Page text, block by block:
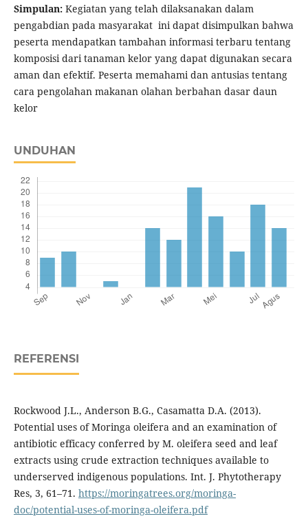
Simpulan:Kegiatan yang telah dilaksanakan dalam
pengabdian pada masyarakat ini dapat disimpulkan bahwa
peserta mendapatkan tambahan informasi terbaru tentang
komposisi dari tanaman kelor yang dapat digunakan secara
aman dan efektif. Peserta memahami dan antusias tentang
cara pengolahan makanan olahan berbahan dasar daun
kelor
UNDUHAN
REFERENSI
Rockwood J.L., Anderson B.G., Casamatta D.A. (2013).
Potential uses of Moringa oleifera and an examination of
antibiotic efficacy conferred by M. oleifera seed and leaf
extracts using crude extraction techniques available to
underserved indigenous populations. Int. J. Phytotherapy
Res, 3, 61–71. https://moringatrees.org/moringa-
doc/potential-uses-of-moringa-oleifera.pdf